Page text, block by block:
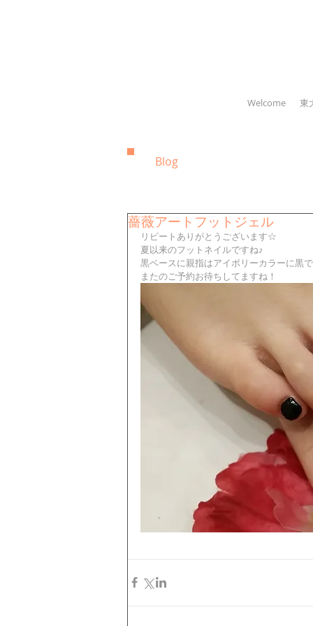
Welcome 東
Blog
薔薇アートフットジェル
リピートありがとうございます☆
夏以来のフットネイルですね♪
黒ベースに親指はアイボリーカラーに黒
またのご予約お待ちしてますね！